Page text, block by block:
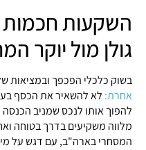
השקעות חכמות
גולן מול יוקר
בשוק כלכלי הפכפך ובמציאות
אחרת: לא להשאיר את הכסף
להפוך אותו לנכס שמניב
מלווה משקיעים בדרך בטוחה
המסחרי בארה"ב, עם דגש על